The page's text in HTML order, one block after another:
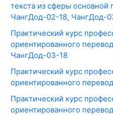
текста из сферы основной
ЧангДод-02-18, ЧангДод-
Практический курс
ориентированного
ЧангДод-03-18
Практический курс
ориентированного
Практический курс
ориентированного